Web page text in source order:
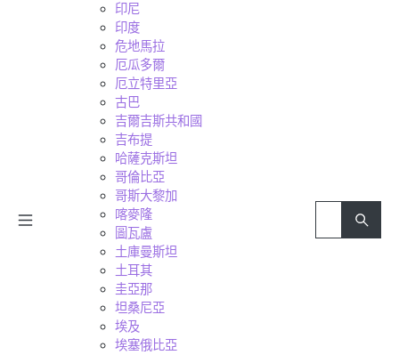
印尼
印度
危地馬拉
厄瓜多爾
厄立特里亞
古巴
吉爾吉斯共和國
吉布提
哈薩克斯坦
哥倫比亞
哥斯大黎加
喀麥隆
圖瓦盧
土庫曼斯坦
土耳其
圭亞那
坦桑尼亞
埃及
埃塞俄比亞